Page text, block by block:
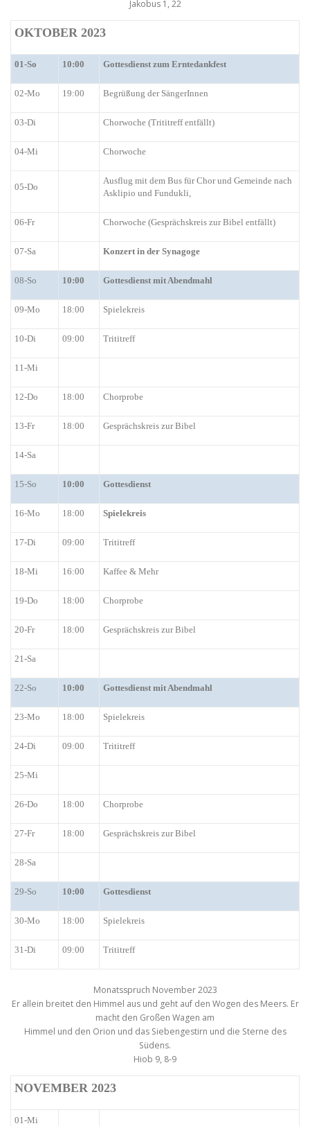
Jakobus 1, 22
OKTOBER 2023
01-So 10:00 Gottesdienst zum Erntedankfest
02-Mo 19:00 Begrüßung der SängerInnen
03-Di Chorwoche (Trititreff entfällt)
04-Mi Chorwoche
05-Do
Ausflug mit dem Bus für Chor und Gemeinde nach
Asklipio und Fundukli,
06-Fr Chorwoche (Gesprächskreis zur Bibel entfällt)
07-Sa Konzert in der Synagoge
08-So 10:00 Gottesdienst mit Abendmahl
09-Mo 18:00 Spielekreis
10-Di 09:00 Trititreff
11-Mi
12-Do 18:00 Chorprobe
13-Fr 18:00 Gesprächskreis zur Bibel
14-Sa
15-So 10:00 Gottesdienst
16-Mo 18:00 Spielekreis
17-Di 09:00 Trititreff
18-Mi 16:00 Kaffee & Mehr
19-Do 18:00 Chorprobe
20-Fr 18:00 Gesprächskreis zur Bibel
21-Sa
22-So 10:00 Gottesdienst mit Abendmahl
23-Mo 18:00 Spielekreis
24-Di 09:00 Trititreff
25-Mi
26-Do 18:00 Chorprobe
27-Fr 18:00 Gesprächskreis zur Bibel
28-Sa
29-So 10:00 Gottesdienst
30-Mo 18:00 Spielekreis
31-Di 09:00 Trititreff
Monatsspruch November 2023
Er allein breitet den Himmel aus und geht auf den Wogen des Meers. Er
macht den Großen Wagen am
Himmel und den Orion und das Siebengestirn und die Sterne des
Südens.
Hiob 9, 8-9
NOVEMBER 2023
01-Mi